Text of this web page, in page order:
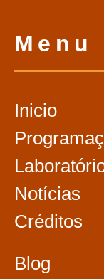
Menu
Inicio
Notícias
Créditos
Blog